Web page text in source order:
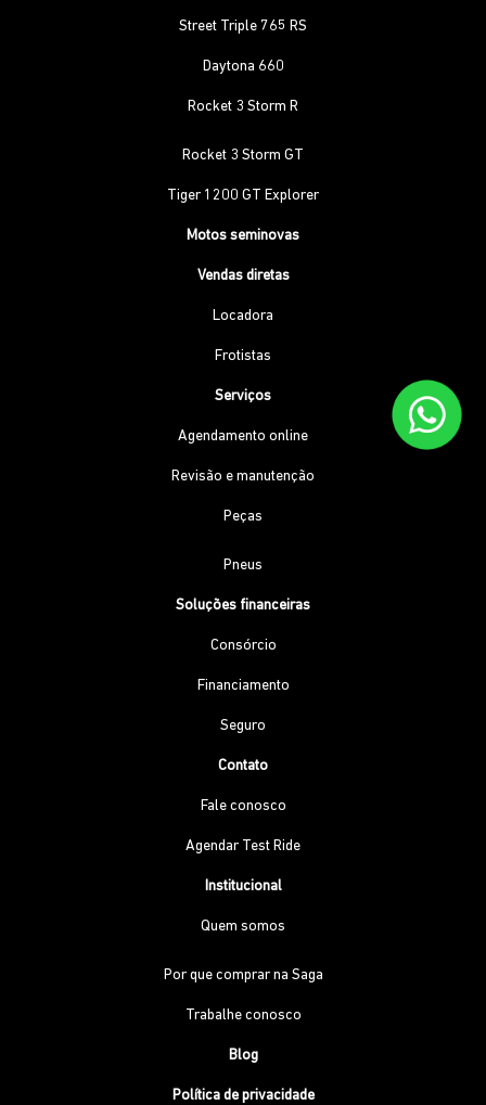
Street Triple 765 RS
Daytona 660
Rocket 3 Storm R
Rocket 3 Storm GT
Tiger 1200 GT Explorer
Motos seminovas
Vendas diretas
Locadora
Frotistas
Serviços
Agendamento online
Revisão e manutenção
Peças
Pneus
Soluções financeiras
Consórcio
Financiamento
Seguro
Contato
Fale conosco
Agendar Test Ride
Institucional
Quem somos
Por que comprar na Saga
Trabalhe conosco
Blog
Política de privacidade